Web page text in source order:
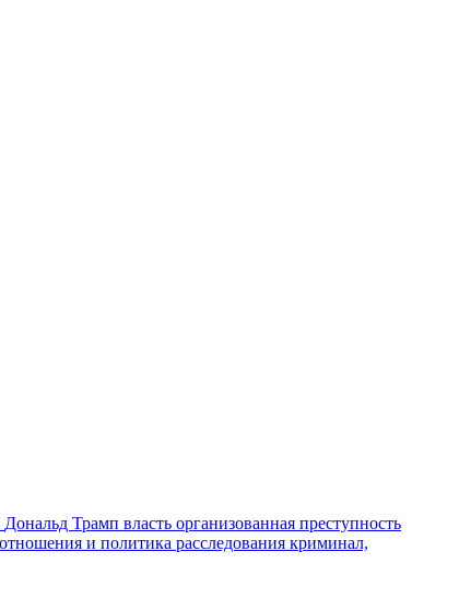
Дональд Трамп власть организованная преступность
и политика расследования криминал,